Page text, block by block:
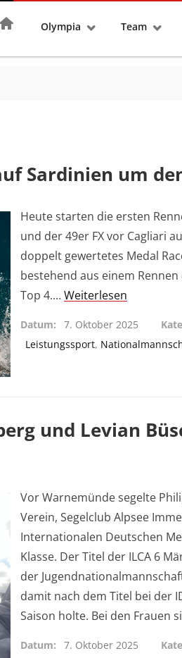
StartseiteOlympia Team
Sardinien um
Heute starten die ersten
und der 49er FX vor Cagliari
doppelt gewertetes Medal
bestehend aus einem
Top 4.…Weiterlesen
Datum 7. Oktober 2025
Leistungssport,
und Levian
Vor Warnemünde segelte
Verein, Segelclub Alpsee
Internationalen Deutschen
Klasse. Der Titel der ILCA 6
der
damit nach dem Titel bei der
Saison holte. Bei den Frauen
Datum 7. Oktober 2025